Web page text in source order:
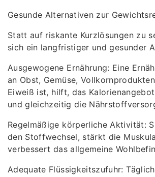
Gesunde Alternativen zur
Statt auf riskante Kurzlösungen zu
sich ein langfristiger und gesunder
Ausgewogene Ernährung: Eine
an Obst, Gemüse,
Eiweiß ist, hilft, das
und gleichzeitig die
Regelmäßige körperliche Aktivität:
den Stoffwechsel, stärkt die
verbessert das allgemeine
Adequate Flüssigkeitszufuhr: